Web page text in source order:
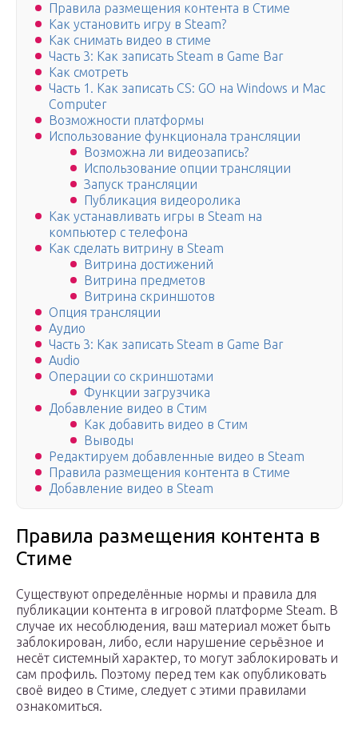
Правила размещения контента в Стиме
Как установить игру в Steam?
Как снимать видео в стиме
Часть 3: Как записать Steam в Game Bar
Как смотреть
Часть 1. Как записать CS: GO на Windows и Mac
Computer
Возможности платформы
Использование функционала трансляции
Возможна ли видеозапись?
Использование опции трансляции
Запуск трансляции
Публикация видеоролика
Как устанавливать игры в Steam на
компьютер с телефона
Как сделать витрину в Steam
Витрина достижений
Витрина предметов
Витрина скриншотов
Опция трансляции
Аудио
Часть 3: Как записать Steam в Game Bar
Audio
Операции со скриншотами
Функции загрузчика
Добавление видео в Стим
Как добавить видео в Стим
Выводы
Редактируем добавленные видео в Steam
Правила размещения контента в Стиме
Добавление видео в Steam
Правила размещения контента в
Стиме
Существуют определённые нормы и правила для
публикации контента в игровой платформе Steam. В
случае их несоблюдения, ваш материал может быть
заблокирован, либо, если нарушение серьёзное и
несёт системный характер, то могут заблокировать и
сам профиль. Поэтому перед тем как опубликовать
своё видео в Стиме, следует с этими правилами
ознакомиться.